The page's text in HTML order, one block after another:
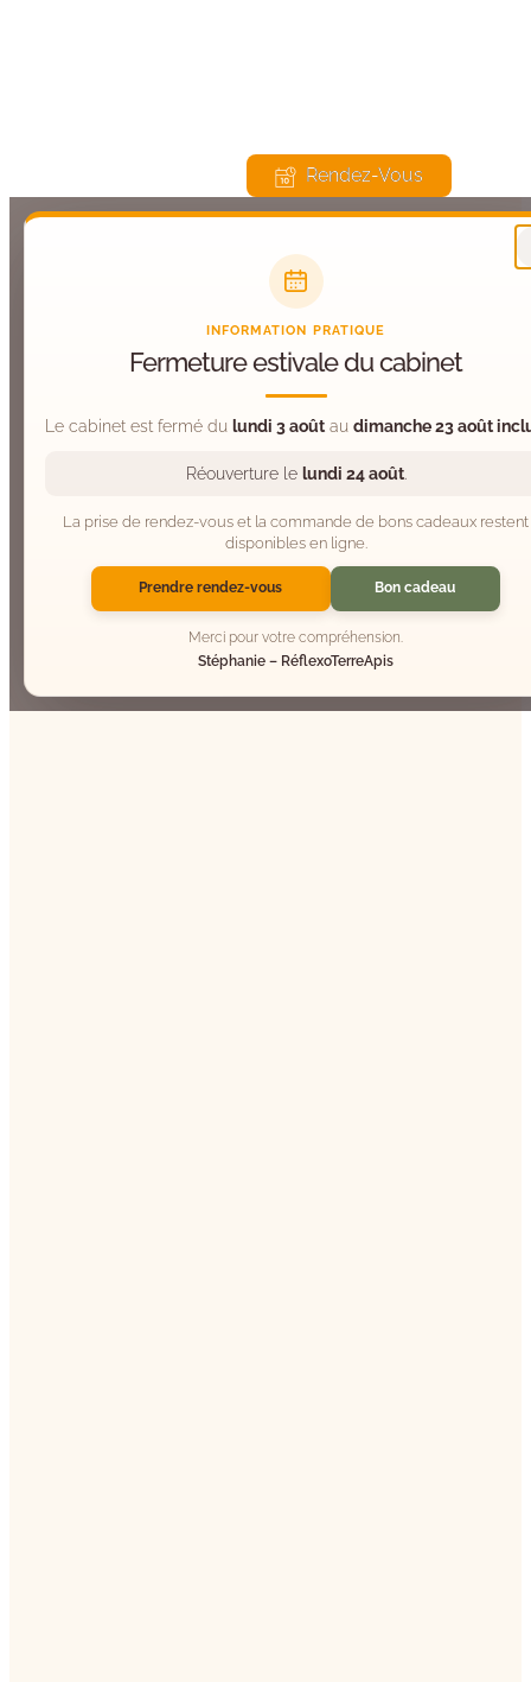
Rendez-Vous
INFORMATION PRATIQUE
Fermeture estivale du cabinet
Le cabinet est fermé du lundi 3 août au dimanche 23 août
Réouverture le lundi 24 août.
La prise de rendez-vous et la commande de bons cadeaux restent
disponibles en ligne.
Prendre rendez-vous Bon cadeau
Merci pour votre compréhension.
Stéphanie – RéflexoTerreApis